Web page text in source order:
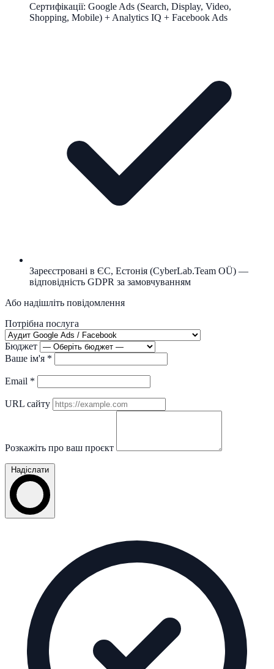
Сертифікації: Google Ads (Search, Display, Video,
Shopping, Mobile) + Analytics IQ + Facebook Ads
Зареєстровані в ЄС, Естонія (CyberLab.Team OÜ) —
відповідність GDPR за замовчуванням
Або надішліть повідомлення
Потрібна послуга
Бюджет
Ваше ім'я *
Email *
URL сайту
Розкажіть про ваш проєкт
Надіслати